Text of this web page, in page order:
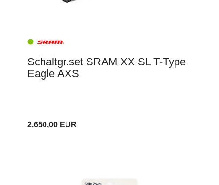
Schaltgr.set SRAM XX SL T-Type
Eagle AXS
2.650,00 EUR